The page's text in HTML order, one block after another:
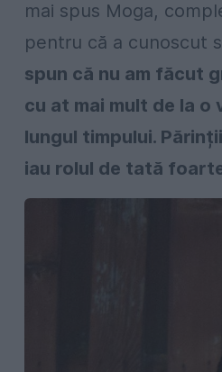
mai spus Moga,
pentru că a cunoscut
spun că nu am făcut
cu at mai mult de la
lungul timpului.
iau rolul de tată